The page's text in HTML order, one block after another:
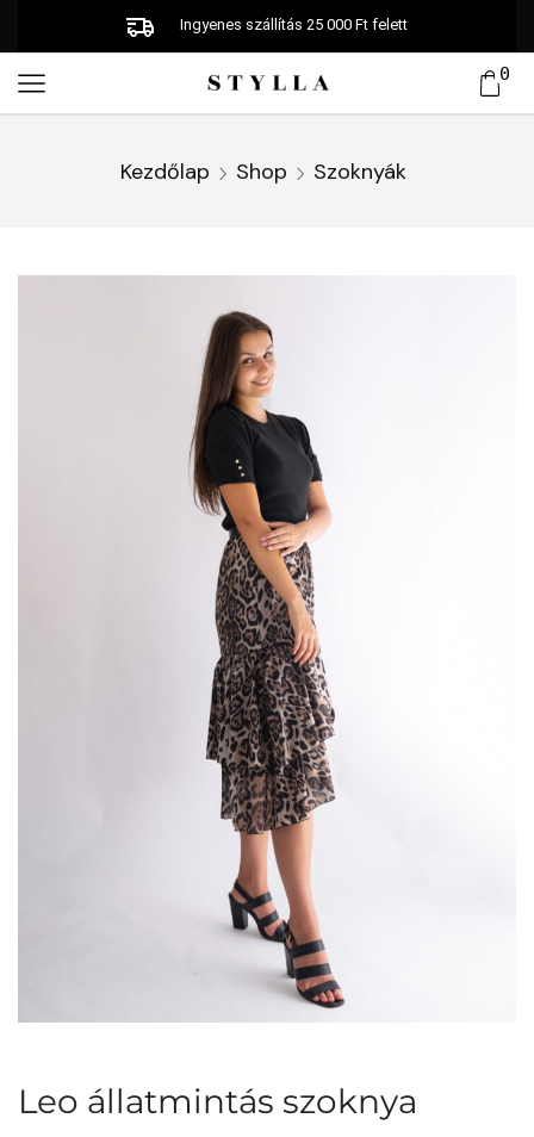
Ingyenes szállítás 25 000 Ft felett
0
Kezdőlap Shop Szoknyák
Leo állatmintás szoknya